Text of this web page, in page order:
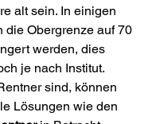
alt sein. In einigen
die Obergrenze auf 70
werden, dies
je nach Institut.
sind, können
Lösungen wie den